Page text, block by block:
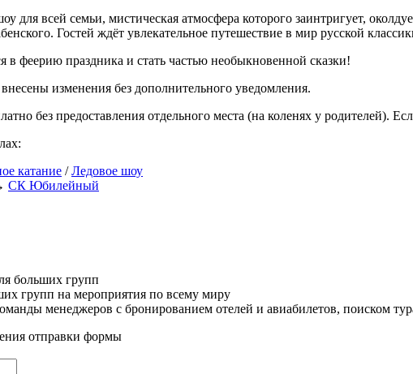
для всей семьи, мистическая атмосфера которого заинтригует,
Гостей ждёт увлекательное путешествие в мир русской
в феерию праздника и стать частью необыкновенной сказки!
изменения без дополнительного уведомления.
без предоставления отдельного места (на коленях у родителей).
катание /Ледовое шоу
СК Юбилейный
больших групп
групп на мероприятия по всему миру
менеджеров с бронированием отелей и авиабилетов, поиском
отправки формы